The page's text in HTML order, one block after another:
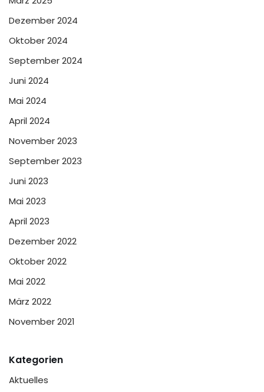
Dezember 2024
Oktober 2024
September 2024
Juni 2024
Mai 2024
April 2024
November 2023
September 2023
Juni 2023
Mai 2023
April 2023
Dezember 2022
Oktober 2022
Mai 2022
März 2022
November 2021
Kategorien
Aktuelles